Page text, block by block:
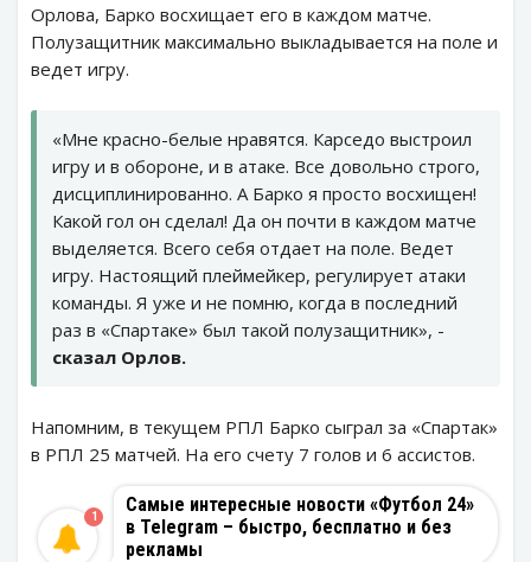
Орлова, Барко восхищает его в каждом матче.
Полузащитник максимально выкладывается на поле и
ведет игру.
«Мне красно-белые нравятся. Карседо выстроил
игру и в обороне, и в атаке. Все довольно строго,
дисциплинированно. А Барко я просто восхищен!
Какой гол он сделал! Да он почти в каждом матче
выделяется. Всего себя отдает на поле. Ведет
игру. Настоящий плеймейкер, регулирует атаки
команды. Я уже и не помню, когда в последний
раз в «Спартаке» был такой полузащитник», -
сказал Орлов.
Напомним, в текущем РПЛ Барко сыграл за «Спартак»
в РПЛ 25 матчей. На его счету 7 голов и 6 ассистов.
Самые интересные новости «Футбол 24»
в Telegram – быстро, бесплатно и без
рекламы
1